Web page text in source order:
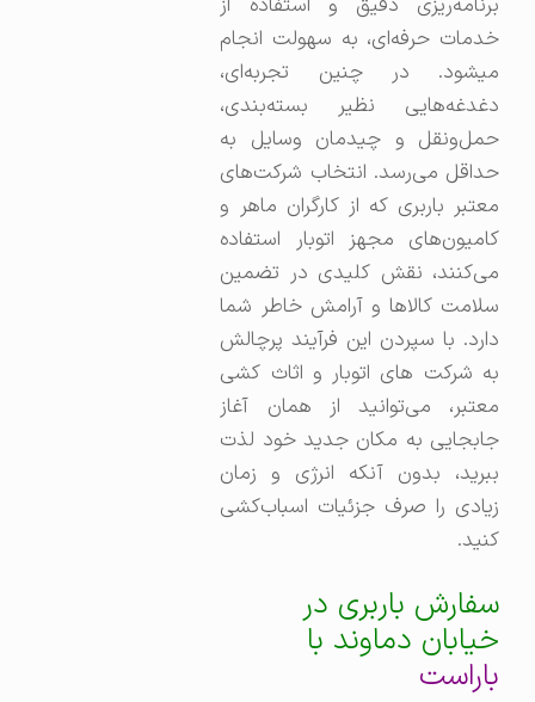
خدمات حرفه‌ای، به سهولت انجام
میشود. در چنین تجربه‌ای،
دغدغه‌هایی نظیر بسته‌بندی،
حمل‌ونقل و چیدمان وسایل به
حداقل می‌رسد. انتخاب شرکت‌های
معتبر باربری که از کارگران ماهر و
کامیون‌های مجهز اتوبار استفاده
می‌کنند، نقش کلیدی در تضمین
سلامت کالاها و آرامش خاطر شما
دارد. با سپردن این فرآیند پرچالش
به شرکت های اتوبار و اثاث کشی
معتبر، می‌توانید از همان آغاز
جابجایی به مکان جدید خود لذت
ببرید، بدون آنکه انرژی و زمان
زیادی را صرف جزئیات اسباب‌کشی
کنید.
سفارش باربری در
خیابان دماوند با
باراست